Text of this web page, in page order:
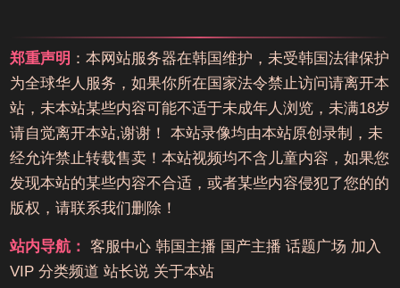
郑重声明 ：本网站服务器在韩国维护，未受韩国法律保护
为全球华人服务，如果你所在国家法令禁止访问请离开本
站，未本站某些内容可能不适于未成年人浏览，未满18岁
请自觉离开本站,谢谢！ 本站录像均由本站原创录制，未
经允许禁止转载售卖！本站视频均不含儿童内容，如果您
发现本站的某些内容不合适，或者某些内容侵犯了您的的
版权，请联系我们删除！
站内导航： 客服中心 韩国主播 国产主播 话题广场 加入
VIP 分类频道 站长说 关于本站